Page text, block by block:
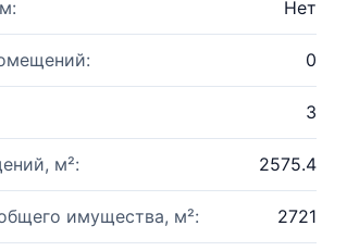
Нет
0
3
м²: 2575.4
имущества, м²: 2721